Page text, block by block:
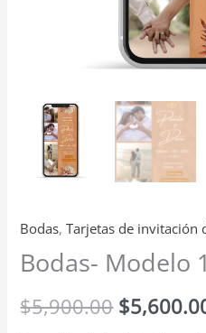
Bodas,Tarjetas de invitación
Bodas- Modelo
$5,900.00 $